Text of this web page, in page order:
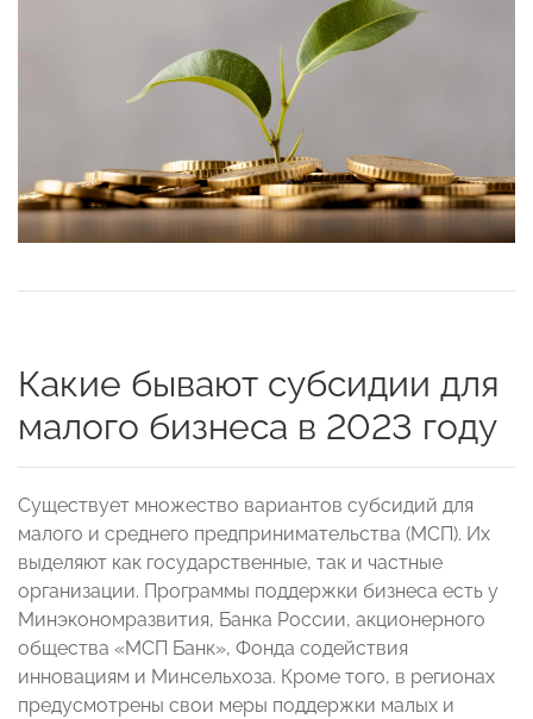
Какие бывают субсидии для
малого бизнеса в 2023 году
Существует множество вариантов субсидий для
малого и среднего предпринимательства (МСП). Их
выделяют как государственные, так и частные
организации. Программы поддержки бизнеса есть у
Минэкономразвития, Банка России, акционерного
общества «МСП Банк», Фонда содействия
инновациям и Минсельхоза. Кроме того, в регионах
предусмотрены свои меры поддержки малых и